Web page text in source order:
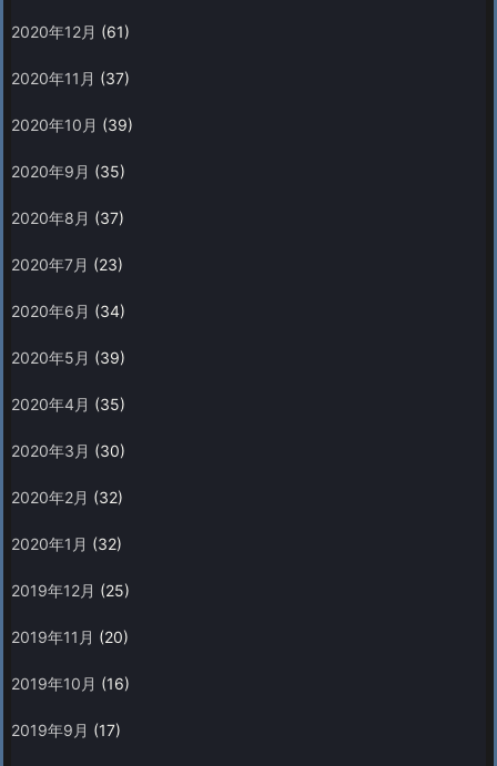
2020年12月 (61)
2020年11月 (37)
2020年10月 (39)
2020年9月 (35)
2020年8月 (37)
2020年7月 (23)
2020年6月 (34)
2020年5月 (39)
2020年4月 (35)
2020年3月 (30)
2020年2月 (32)
2020年1月 (32)
2019年12月 (25)
2019年11月 (20)
2019年10月 (16)
2019年9月 (17)